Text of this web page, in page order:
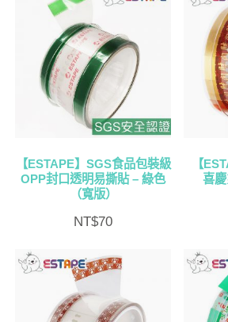
【ESTAPE】SGS食品包裝級
OPP封口透明易撕貼 – 綠色
（寬版）
NT$70
【
喜慶